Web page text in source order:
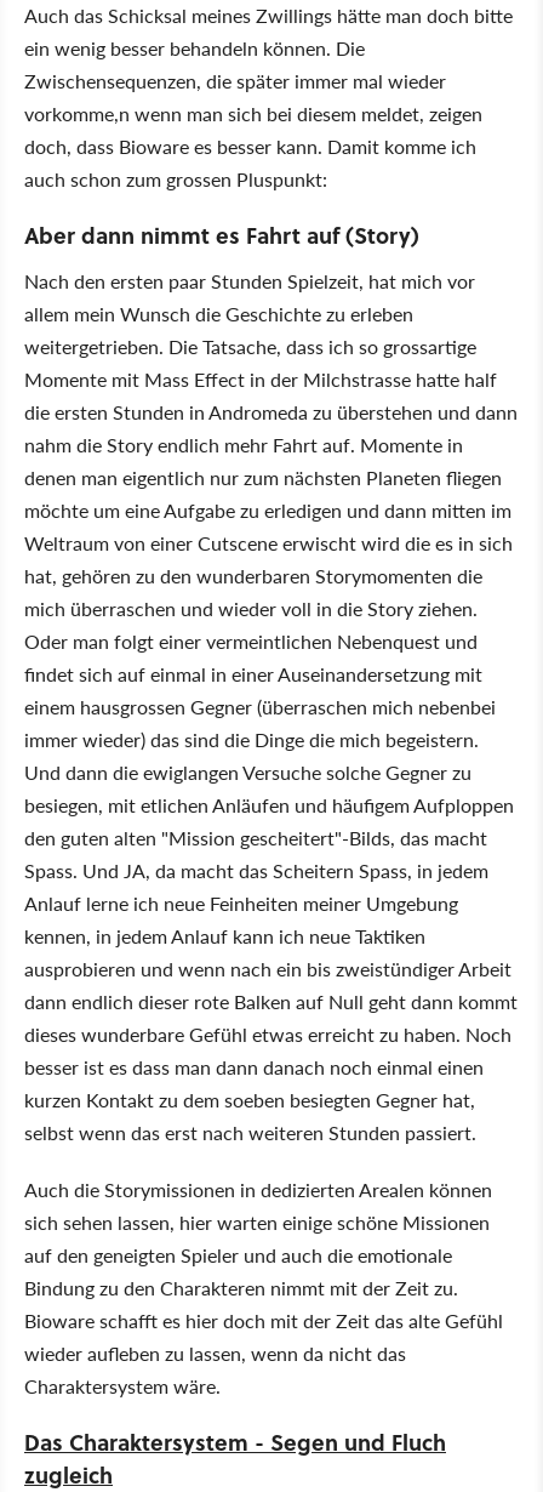
Auch das Schicksal meines Zwillings hätte man doch bitte
ein wenig besser behandeln können. Die
Zwischensequenzen, die später immer mal wieder
vorkomme,n wenn man sich bei diesem meldet, zeigen
doch, dass Bioware es besser kann. Damit komme ich
auch schon zum grossen Pluspunkt:
Aber dann nimmt es Fahrt auf (Story)
Nach den ersten paar Stunden Spielzeit, hat mich vor
allem mein Wunsch die Geschichte zu erleben
weitergetrieben. Die Tatsache, dass ich so grossartige
Momente mit Mass Effect in der Milchstrasse hatte half
die ersten Stunden in Andromeda zu überstehen und dann
nahm die Story endlich mehr Fahrt auf. Momente in
denen man eigentlich nur zum nächsten Planeten fliegen
möchte um eine Aufgabe zu erledigen und dann mitten im
Weltraum von einer Cutscene erwischt wird die es in sich
hat, gehören zu den wunderbaren Storymomenten die
mich überraschen und wieder voll in die Story ziehen.
Oder man folgt einer vermeintlichen Nebenquest und
findet sich auf einmal in einer Auseinandersetzung mit
einem hausgrossen Gegner (überraschen mich nebenbei
immer wieder) das sind die Dinge die mich begeistern.
Und dann die ewiglangen Versuche solche Gegner zu
besiegen, mit etlichen Anläufen und häufigem Aufploppen
den guten alten "Mission gescheitert"-Bilds, das macht
Spass. Und JA, da macht das Scheitern Spass, in jedem
Anlauf lerne ich neue Feinheiten meiner Umgebung
kennen, in jedem Anlauf kann ich neue Taktiken
ausprobieren und wenn nach ein bis zweistündiger Arbeit
dann endlich dieser rote Balken auf Null geht dann kommt
dieses wunderbare Gefühl etwas erreicht zu haben. Noch
besser ist es dass man dann danach noch einmal einen
kurzen Kontakt zu dem soeben besiegten Gegner hat,
selbst wenn das erst nach weiteren Stunden passiert.
Auch die Storymissionen in dedizierten Arealen können
sich sehen lassen, hier warten einige schöne Missionen
auf den geneigten Spieler und auch die emotionale
Bindung zu den Charakteren nimmt mit der Zeit zu.
Bioware schafft es hier doch mit der Zeit das alte Gefühl
wieder aufleben zu lassen, wenn da nicht das
Charaktersystem wäre.
Das Charaktersystem - Segen und Fluch
zugleich